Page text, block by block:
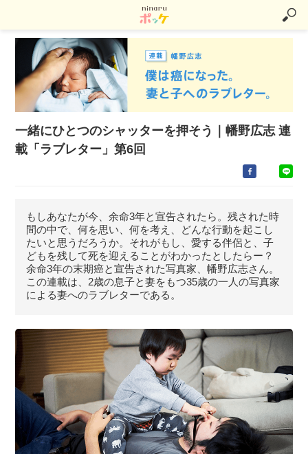
一緒にひとつのシャッターを押そう｜幡野広志 連
載「ラブレター」第6回
もしあなたが今、余命3年と宣告されたら。残された時
間の中で、何を思い、何を考え、どんな行動を起こし
たいと思うだろうか。それがもし、愛する伴侶と、子
どもを残して死を迎えることがわかったとしたらー？
余命3年の末期癌と宣告された写真家、幡野広志さん。
この連載は、2歳の息子と妻をもつ35歳の一人の写真家
による妻へのラブレターである。